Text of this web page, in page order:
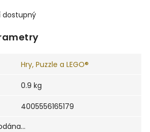
dostupný
Hry, Puzzle a LEGO®
0.9 kg
4005556165179